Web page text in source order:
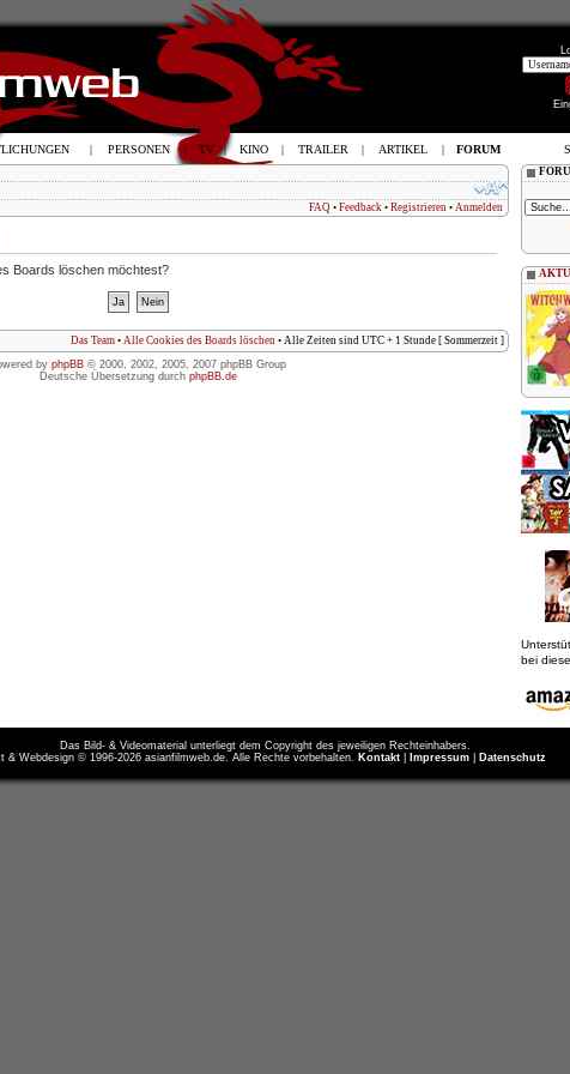
FAQ • Feedback • Registrieren • Anmelden
Boards löschen möchtest?
Das Team • Alle Cookies des Boards löschen • Alle Zeiten sind UTC + 1 Stunde [ Sommerzeit ]
by phpBB © 2000, 2002, 2005, 2007 phpBB Group
Deutsche Übersetzung durch phpBB.de
bei
Das Bild- & Videomaterial unterliegt dem Copyright des jeweiligen Rechteinhabers.
& Webdesign © 1996-2026 asianfilmweb.de. Alle Rechte vorbehalten. Kontakt Impressum Datenschutz
| PERSONEN | TV | KINO | TRAILER | ARTIKEL | FORUM